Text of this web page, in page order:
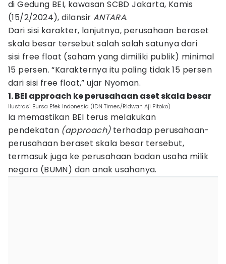
di Gedung BEI, kawasan SCBD Jakarta, Kamis
(15/2/2024), dilansir ANTARA.
Dari sisi karakter, lanjutnya, perusahaan beraset
skala besar tersebut salah salah satunya dari
sisi free float (saham yang dimiliki publik) minimal
15 persen. “Karakternya itu paling tidak 15 persen
dari sisi free float,” ujar Nyoman.
1. BEI approach ke perusahaan aset skala besar
Ilustrasi Bursa Efek Indonesia (IDN Times/Ridwan Aji Pitoko)
Ia memastikan BEI terus melakukan
pendekatan (approach)terhadap perusahaan-
perusahaan beraset skala besar tersebut,
termasuk juga ke perusahaan badan usaha milik
negara (BUMN) dan anak usahanya.